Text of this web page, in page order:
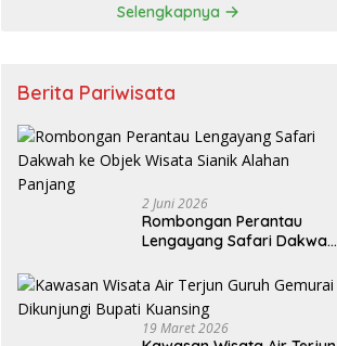
Selengkapnya
Berita Pariwisata
2 Juni 2026
Rombongan Perantau
Lengayang Safari Dakwah
Alahan Panjang
19 Maret 2026